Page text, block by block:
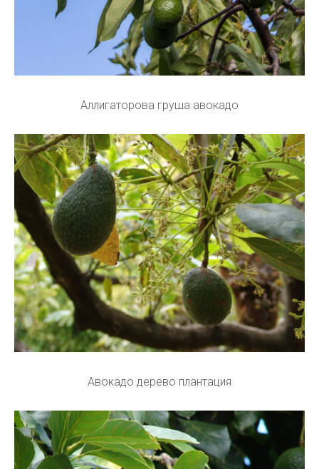
Аллигаторова груша авокадо
Авокадо дерево плантация